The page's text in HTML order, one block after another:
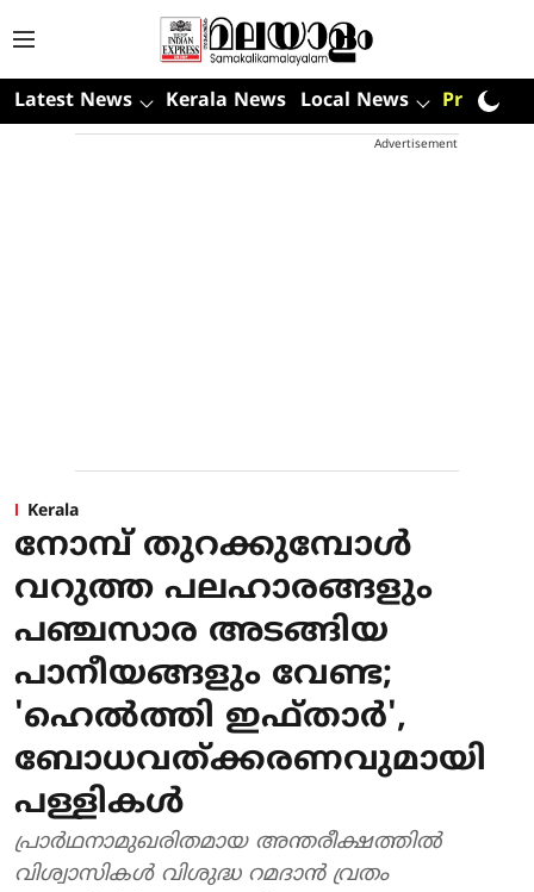
Latest News Kerala News Local News Premium
Advertisement
Kerala
നോമ്പ് തുറക്കുമ്പോള്‍
വറുത്ത പലഹാരങ്ങളും
പഞ്ചസാര അടങ്ങിയ
പാനീയങ്ങളും വേണ്ട;
'ഹെല്‍ത്തി ഇഫ്താര്‍',
ബോധവത്ക്കരണവുമായി
പള്ളികള്‍
പ്രാര്‍ഥനാമുഖരിതമായ അന്തരീക്ഷത്തില്‍
വിശ്വാസികള്‍ വിശുദ്ധ റമദാന്‍ വ്രതം